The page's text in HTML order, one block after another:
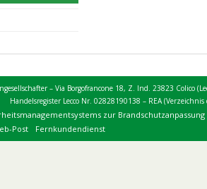
– Via Borgofrancone 18, Z. Ind. 23823 Colico
Handelsregister Lecco Nr. 02828190138 – REA
zur Brandschutzanpassung
Post Fernkundendienst